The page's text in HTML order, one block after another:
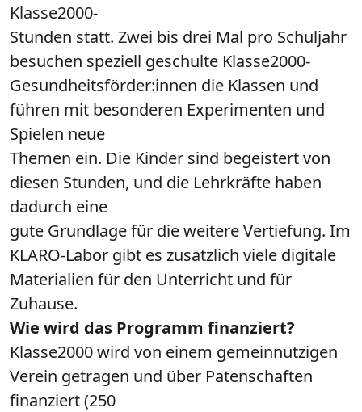
Klasse2000-
Stunden statt. Zwei bis drei Mal pro Schuljahr
besuchen speziell geschulte Klasse2000-
Gesundheitsförder:innen die Klassen und
führen mit besonderen Experimenten und
Spielen neue
Themen ein. Die Kinder sind begeistert von
diesen Stunden, und die Lehrkräfte haben
dadurch eine
gute Grundlage für die weitere Vertiefung. Im
KLARO-Labor gibt es zusätzlich viele digitale
Materialien für den Unterricht und für
Zuhause.
Wie wird das Programm finanziert?
Klasse2000 wird von einem gemeinnützigen
Verein getragen und über Patenschaften
finanziert (250